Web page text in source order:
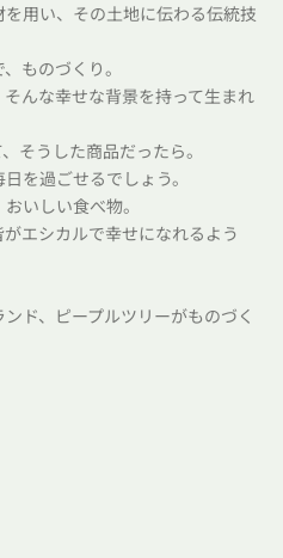
用い、その土地に伝わる伝統技
ものづくり。
んな幸せな背景を持って生まれ
そうした商品だったら。
を過ごせるでしょう。
いしい食べ物。
エシカルで幸せになれるよう
ド、ピープルツリーがものづく